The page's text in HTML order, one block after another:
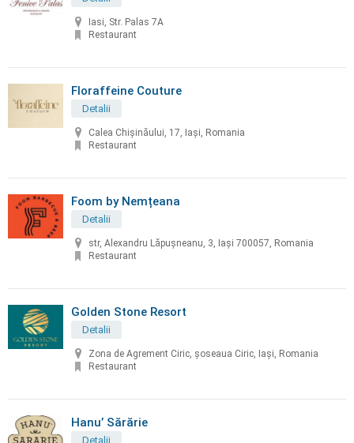
Iasi, Str. Palas 7A
Restaurant
Floraffeine Couture
Detalii
Calea Chișinăului, 17, Iași, Romania
Restaurant
Foom by Nemțeana
Detalii
str, Alexandru Lăpușneanu, 3, Iași 700057, Romania
Restaurant
Golden Stone Resort
Detalii
Zona de Agrement Ciric, șoseaua Ciric, Iași, Romania
Restaurant
Hanu’ Sărărie
Detalii